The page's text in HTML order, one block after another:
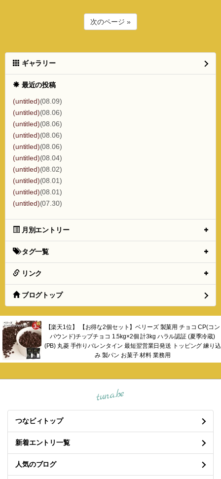
次のページ »
ギャラリー
最近の投稿
(untitled)(08.09)
(untitled)(08.06)
(untitled)(08.06)
(untitled)(08.06)
(untitled)(08.06)
(untitled)(08.04)
(untitled)(08.02)
(untitled)(08.01)
(untitled)(08.01)
(untitled)(07.30)
月別エントリー
タグ一覧
リンク
ブログトップ
【楽天1位】 【お得な2個セット】ベリーズ 製菓用 チョコ CP(コン
パウンド)チップチョコ 1.5kg×2個 計3kg ハラル認証 (夏季冷蔵)
(PB) 丸菱 手作りバレンタイン 最短翌営業日発送 トッピング 練り込
み 製パン お菓子 材料 業務用
tuna.be
つなビィトップ
新着エントリ一覧
人気のブログ